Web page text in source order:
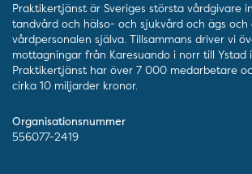
Praktikertjänst är Sveriges största vårdgivare
tandvård och hälso- och sjukvård och ägs och
vårdpersonalen själva. Tillsammans driver vi
mottagningar från Karesuando i norr till Ystad
Praktikertjänst har över 7 000 medarbetare
cirka 10 miljarder kronor.
Organisationsnummer
556077-2419